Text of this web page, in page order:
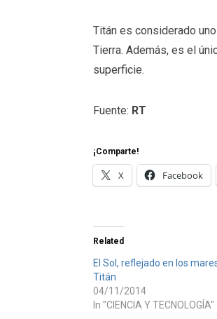
Titán es considerado
Tierra. Además, es el
superficie.
Fuente: RT
¡Comparte!
X Facebook
Related
El Sol, reflejado en los
Titán
04/11/2014
In "CIENCIA Y TECNOLOGÍA"